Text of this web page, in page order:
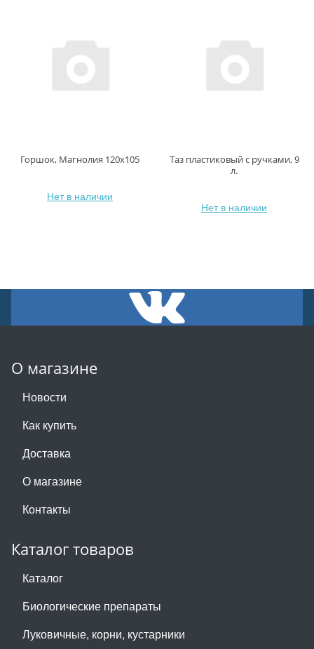
Горшок, Магнолия 120х105
Нет в наличии
Таз пластиковый с ручками, 9
л.
Нет в наличии
О магазине
Новости
Как купить
Доставка
О магазине
Контакты
Каталог товаров
Каталог
Биологические препараты
Луковичные, корни, кустарники